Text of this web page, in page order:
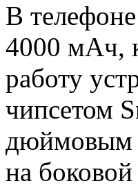
В
4000 мАч,
работу
чипсетом
дюймовым
на боковой